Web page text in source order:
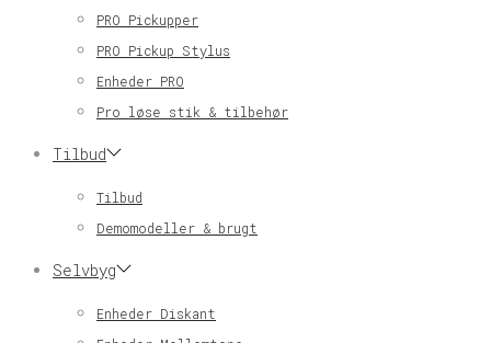
PRO Pickupper
PRO Pickup Stylus
Enheder PRO
Pro løse stik & tilbehør
Tilbud
Tilbud
Demomodeller & brugt
Selvbyg
Enheder Diskant